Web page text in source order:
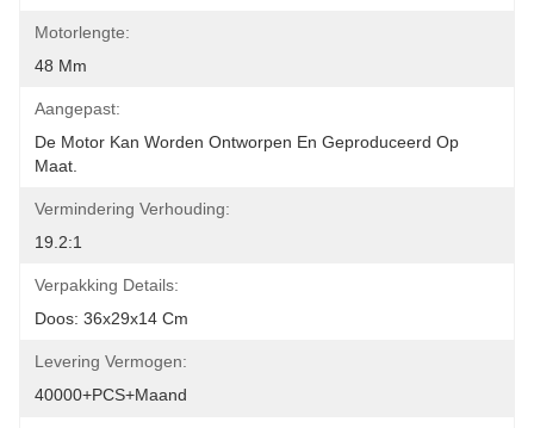
Motorlengte:
48 Mm
Aangepast:
De Motor Kan Worden Ontworpen En Geproduceerd Op
Maat.
Vermindering Verhouding:
19.2:1
Verpakking Details:
Doos: 36x29x14 Cm
Levering Vermogen:
40000+PCS+maand